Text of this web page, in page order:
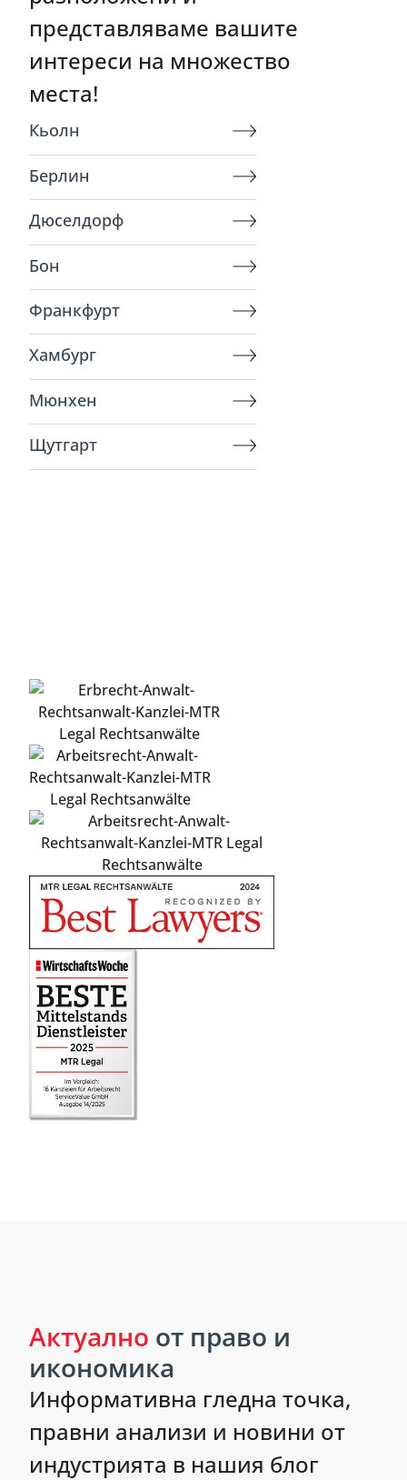
представляваме вашите
интереси на множество
места!
Кьолн
Берлин
Дюселдорф
Бон
Франкфурт
Хамбург
Мюнхен
Щутгарт
Актуално от право и
икономика
Информативна гледна точка,
правни анализи и новини от
индустрията в нашия блог